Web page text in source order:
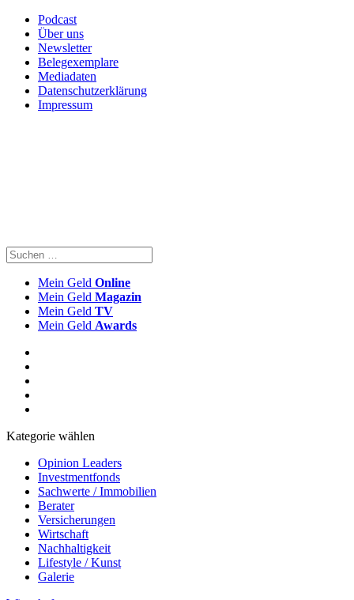
Podcast
Über uns
Newsletter
Belegexemplare
Mediadaten
Datenschutzerklärung
Impressum
Mein Geld Online
Mein Geld Magazin
Mein Geld TV
Mein Geld Awards
Kategorie wählen
Opinion Leaders
Investmentfonds
Sachwerte / Immobilien
Berater
Versicherungen
Wirtschaft
Nachhaltigkeit
Lifestyle / Kunst
Galerie